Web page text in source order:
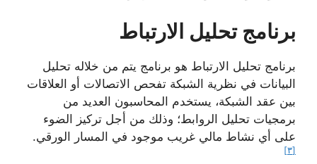
برنامج تحليل الارتباط
برنامج تحليل الارتباط هو برنامج يتم من خلاله تحليل
البيانات في نظرية الشبكة تفحص الاتصالات أو العلاقات
بين عقد الشبكة، يستخدم المحاسبون العديد من
برمجيات تحليل الروابط؛ وذلك من أجل تركيز الضوء
على أي نشاط مالي غريب موجود في المسار الورقي.
[٣]